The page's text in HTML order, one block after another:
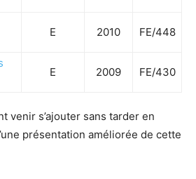
E 2010 FE/448
E 2009 FE/430
venir s’ajouter sans tarder en
présentation améliorée de cette